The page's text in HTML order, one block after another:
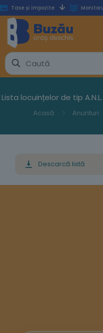
Taxe și impozite
Lista locuințelor de tip
Acasă Anunturi
Descarcă listă